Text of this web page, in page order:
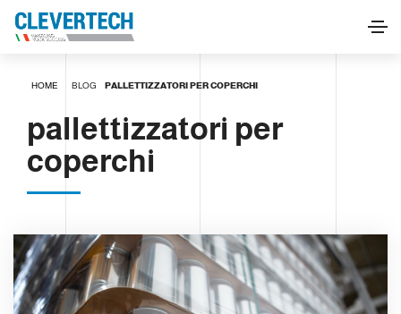
HOME BLOG PALLETTIZZATORI PER COPERCHI
pallettizzatori per
coperchi